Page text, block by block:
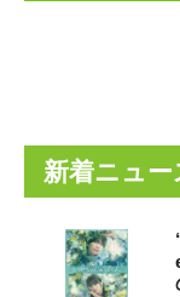
新着ニュー